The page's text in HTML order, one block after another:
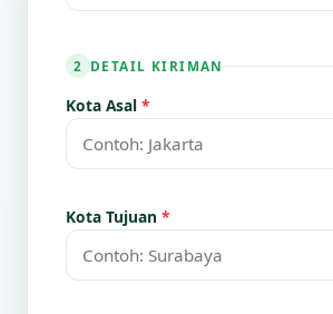
2 DETAIL KIRIMAN
Kota Asal *
Kota Tujuan *